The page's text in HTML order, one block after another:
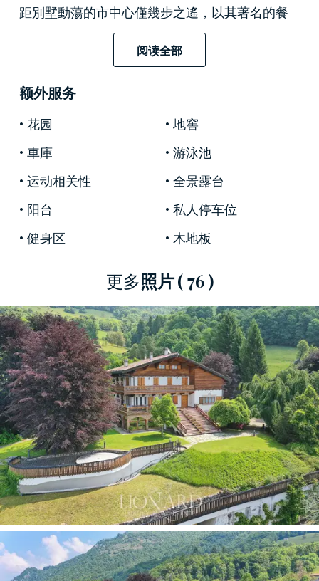
距別墅動蕩的市中心僅幾步之遙，以其著名的餐
廳，一流的熟食店和出售典型產品的商店而聞
名，這棟待售別墅座落在其所有的輝煌之中。它
高高的全景位置可欣賞到令人驚嘆的美景，從下
面的活潑村莊到構成它的寂靜白雪皚皚的山峰，
木材的存在使它的鋼筋混凝土結構變得溫暖而溫
馨，木材是使房屋具有典型的山區木屋外觀的主
要元素。在雄偉的立面上，大窗戶可通往迷人的
全景，為優雅的室內裝飾提供出色的自然光線。
這座別墅沉浸在一個佔地3,000平方米的大型公園
草坪，共有三層，佔地1,000平方米。一個大的外
部樓梯通向房屋及其寬敞的起居區，包括一個溫
馨的玻璃餐廳，一個帶華麗木格子天花板和畫廊
的大起居室。這個地方的精緻優雅來自其豪華的
飾面和珍貴的，保存完好的材料，例如優質釘木
的原始地板以及帶有古老雕刻石材框架的壁爐。
地板由定制廚房，禮賓浴室和衣櫃室以及一個員
工區，一間雙人臥室和一間私人浴室完成。
中央樓梯通向第二層，是睡眠區的所在地，並裝
飾有木製陽台，可俯瞰下面的客廳。長長的中央
走廊連接著五間臥室，其中三間非常寬敞並設有
一間連接浴室。頂層目前被用作休閒區。
在底樓，可以從花園的各個側面直接進入，有一
個粉紅色的石頭陽台，被大全景窗戶封閉。在同
一樓層上，我們還發現一個寬敞的空間，內設用
阅读全部
额外服务
花园
地窖
車庫
游泳池
运动相关性
全景露台
阳台
私人停车位
健身区
木地板
更多照片( 76 )